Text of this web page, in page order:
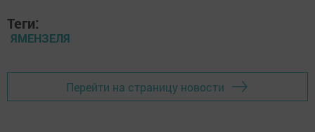
Теги:
ЯМЕНЗЕЛЯ
Перейти на страницу новости